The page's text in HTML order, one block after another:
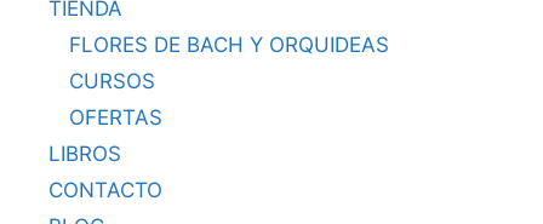
TIENDA
FLORES DE BACH Y ORQUIDEAS
CURSOS
OFERTAS
LIBROS
CONTACTO